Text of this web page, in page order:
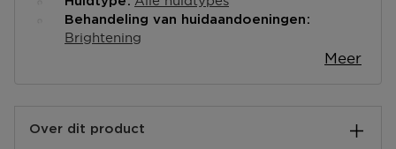
Behandeling van huidaandoeningen
Brightening
Meer
Over dit product